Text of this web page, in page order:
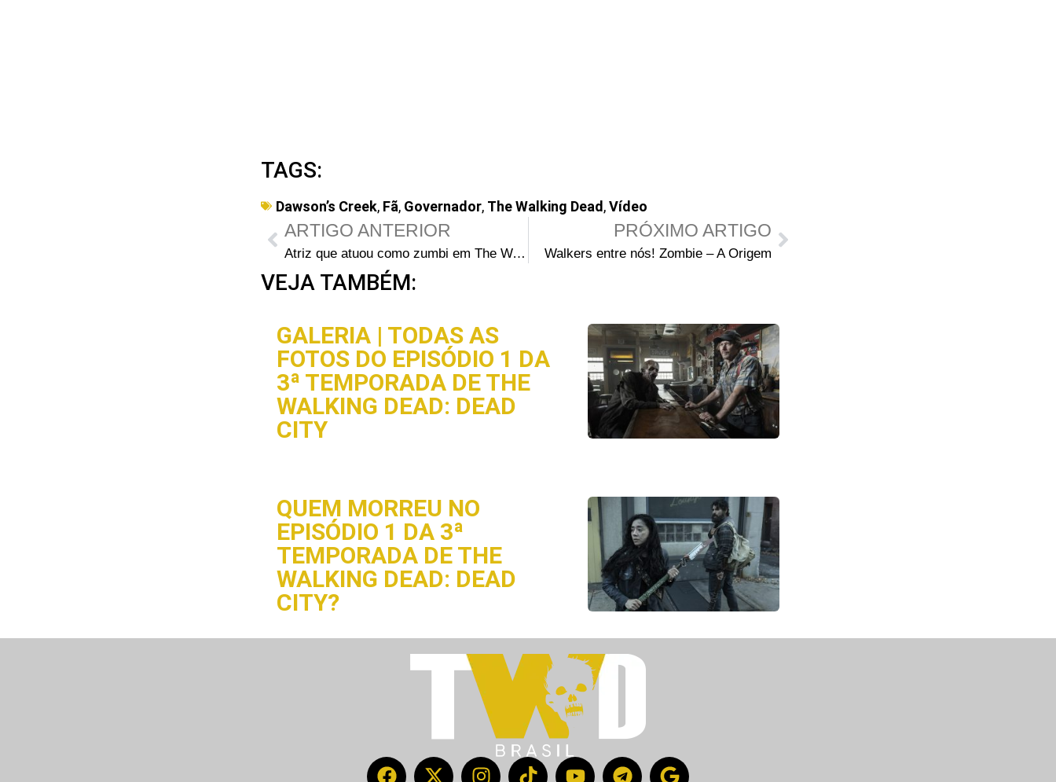
TAGS:
Dawson’s Creek, Fã, Governador, The Walking Dead ,Vídeo
ARTIGO ANTERIOR
Atriz que atuou como zumbi em The Walking Dead fecha acordo judicial sobre o caso Obama e cartas envenenadas
PRÓXIMO ARTIGO
Walkers entre nós! Zombie – A Origem
VEJA TAMBÉM:
GALERIA | TODAS AS
FOTOS DO EPISÓDIO 1 DA
3ª TEMPORADA DE THE
WALKING DEAD: DEAD
CITY
QUEM MORREU NO
EPISÓDIO 1 DA 3ª
TEMPORADA DE THE
WALKING DEAD: DEAD
CITY?